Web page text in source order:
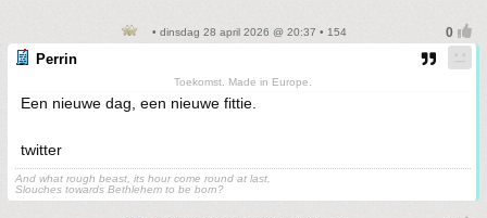
• dinsdag 28 april 2026 @ 20:37 • 154
Perrin
Toekomst. Made in Europe.
Een nieuwe dag, een nieuwe fittie.
twitter
And what rough beast, its hour come round at last,
Slouches towards Bethlehem to be born?